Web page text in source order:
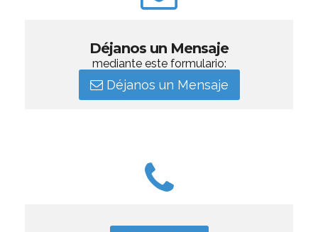
Déjanos un Mensaje
mediante este formulario:
Déjanos un Mensaje